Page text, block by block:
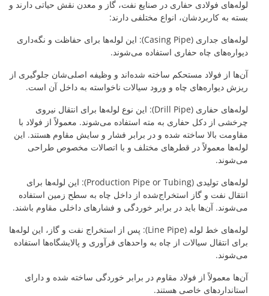
لوله‌های فولادی حفاری در صنایع نفت، گاز و معدن نقش حیاتی دارند و
بسته به کاربردشان، انواع مختلفی دارند:
لوله‌های جداری (Casing Pipe): این لوله‌ها برای حفاظت و نگه‌داری
دیواره‌های چاه حفاری استفاده می‌شوند.
آن‌ها از فولاد مستحکم ساخته شده‌اند و وظیفه اصلی‌شان جلوگیری از
ریزش دیواره‌های چاه و ورود سیالات ناخواسته به داخل آن است.
لوله‌های حفاری (Drill Pipe): این نوع لوله‌ها برای انتقال نیروی
چرخشی از دکل حفاری به مته استفاده می‌شوند. معمولاً از فولاد با
مقاومت بالا ساخته شده و در برابر فشار و سایش مقاوم هستند. این
لوله‌ها معمولاً در قطرهای مختلف و با اتصالات مخصوص طراحی
می‌شوند.
لوله‌های تولیدی (Production Pipe or Tubing): این لوله‌ها برای
انتقال نفت و گاز استخراج‌شده از داخل چاه به سطح زمین استفاده
می‌شوند. آن‌ها باید در برابر خوردگی و فشارهای داخلی مقاوم باشند.
لوله‌های خط لوله (Line Pipe): پس از استخراج نفت و گاز، این لوله‌ها
برای انتقال سیالات از چاه به واحدهای فرآوری و پالایشگاه‌ها استفاده
می‌شوند.
آن‌ها معمولاً از فولاد مقاوم در برابر خوردگی ساخته شده و دارای
استانداردهای خاصی هستند.